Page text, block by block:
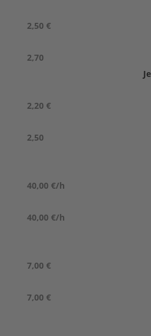
2,50 €
2,70
2,20 €
2,50
40,00 €/h
40,00 €/h
7,00 €
7,00 €